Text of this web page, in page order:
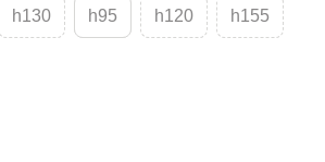
h130 h95 h120 h155